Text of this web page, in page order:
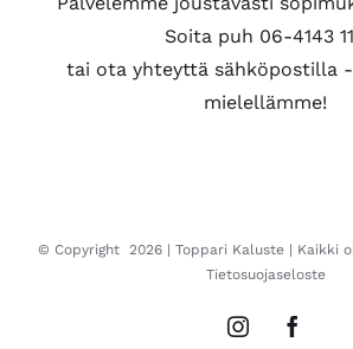
Soita puh 06-4143
tai ota yhteyttä sähköpostilla
mielellämme!
© Copyright 2026 | Toppari Kaluste | Kaikki
Tietosuojaseloste
Instagram